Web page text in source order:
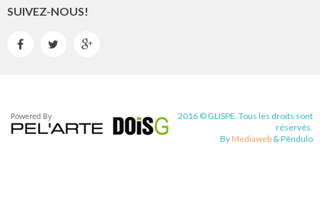
SUIVEZ-NOUS!
  
2016 © GLISPE. Tous les droits sont
réservés.
By Mediaweb & Pêndulo